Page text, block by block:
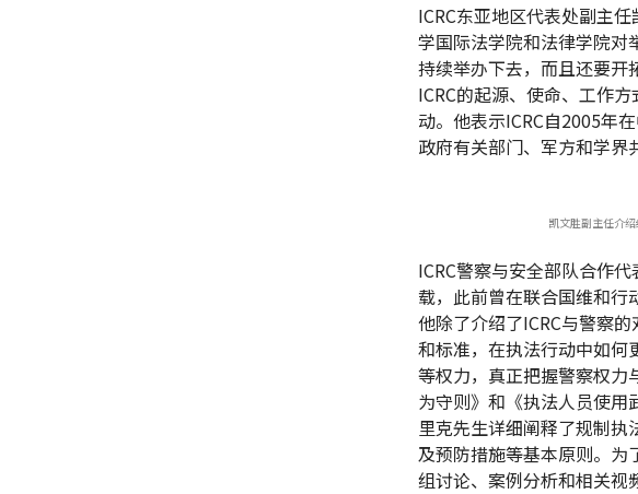
ICRC东亚地区代表处副主
学国际法学院和法律学院对
持续举办下去，而且还要开
ICRC的起源、使命、工作
动。他表示ICRC自2005年
政府有关部门、军方和学界
凯文胜副主任介
ICRC警察与安全部队合作
载，此前曾在联合国维和行
他除了介绍了ICRC与警察
和标准，在执法行动中如何
等权力，真正把握警察权力
为守则》和《执法人员使
里克先生详细阐释了规制
及预防措施等基本原则。
组讨论、案例分析和相关视